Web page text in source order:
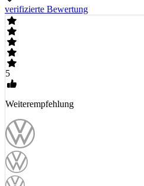
verifizierte Bewertung
5
Weiterempfehlung